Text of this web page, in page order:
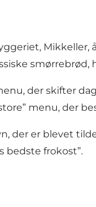
der skifter
menu, der
der er blevet
bedste frokost”.